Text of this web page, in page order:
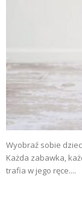
Wyobraź sobie
Każda zabawka,
trafia w jego ręce....